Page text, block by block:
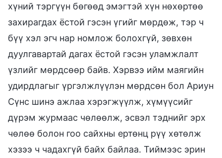
хүний тэргүүн бөгөөд эмэгтэй хүн нөхөртөө
захирагдах ёстой гэсэн үгийг мөрдөж, тэр ч
бүү хэл эгч нар номлож болохгүй, зөвхөн
дуулгавартай дагах ёстой гэсэн уламжлалт
үзлийг мөрдсөөр байв. Хэрвээ ийм маягийн
удирдлагыг үргэлжлүүлэн мөрдсөн бол Ариун
Сүнс шинэ ажлаа хэрэгжүүлж, хүмүүсийг
дүрэм журмаас чөлөөлж, эсвэл тэднийг эрх
чөлөө болон гоо сайхны ертөнц рүү хөтөлж
хэзээ ч чадахгүй байх байлаа. Тиймээс эрин